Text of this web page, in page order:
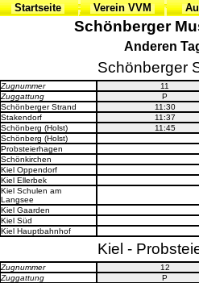
Startseite Verein VVM
Schönberger
Anderen
Schönberger
Zugnummer 11
Zuggattung
P
Schönberger Strand
11:30
Stakendorf
11:37
Schönberg (Holst)
11:45
Schönberg (Holst)
Probsteierhagen
Schönkirchen
Kiel Oppendorf
Kiel Ellerbek
Kiel Schulen am
Langsee
Kiel Gaarden
Kiel Süd
Kiel Hauptbahnhof
Kiel -
Zugnummer 12
Zuggattung
P